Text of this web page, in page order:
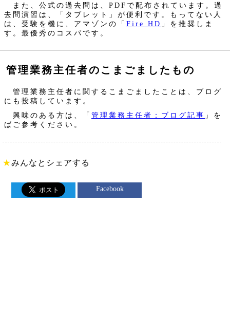
また、公式の過去問は、PDFで配布されています。過
去問演習は、「タブレット」が便利です。もってない人
は、受験を機に、アマゾンの「 Fire HD 」を推奨しま
す。最優秀のコスパです。
管理業務主任者のこまごましたもの
管理業務主任者に関するこまごましたことは、ブログ
にも投稿しています。
興味のある方は、「 管理業務主任者：ブログ記事 」を
ばご参考ください。
★みんなとシェアする
Facebook